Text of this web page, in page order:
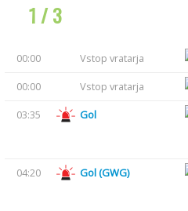
1 / 3
00:00 Vstop vratarja
00:00
Vstop vratarja
03:35
Gol
04:20
Gol (GWG)